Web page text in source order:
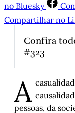
no Bluesky
Compartilhar no
Confira
#323
A
O rock
Faria
A
pessoas, da